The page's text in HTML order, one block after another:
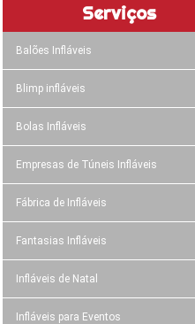
Serviços
Balões Infláveis
Blimp infláveis
Bolas Infláveis
Empresas de Túneis Infláveis
Fábrica de Infláveis
Fantasias Infláveis
Infláveis de Natal
Infláveis para Eventos